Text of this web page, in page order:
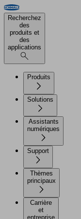
Recherchez
des
produits et
des
applications
Produits
Solutions
Assistants
numériques
Support
Thèmes
principaux
Carrière
et
entreprise